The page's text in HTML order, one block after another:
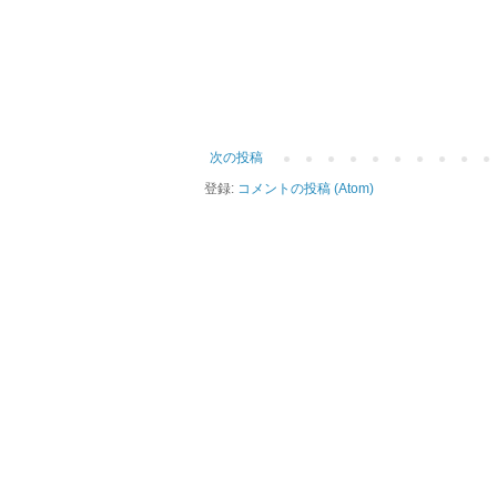
次の投稿
登録: コメントの投稿 (Atom)